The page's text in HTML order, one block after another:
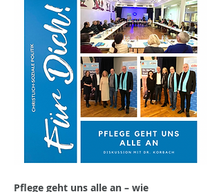
Pflege geht uns alle an – wie